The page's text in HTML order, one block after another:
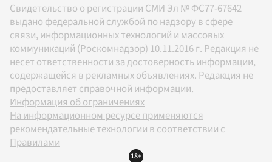
Свидетельство о регистрации СМИ Эл № ФС77-67642
выдано федеральной службой по надзору в сфере
связи, информационных технологий и массовых
коммуникаций (Роскомнадзор) 10.11.2016 г. Редакция не
несет ответственности за достоверность информации,
содержащейся в рекламных объявлениях. Редакция не
предоставляет справочной информации.
Информация об ограничениях
На информационном ресурсе применяются
рекомендательные технологии в соответствии с
Правилами
18+